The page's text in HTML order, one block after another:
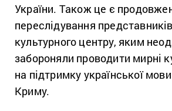
України. Також це є
переслідування
культурного центру, яким
забороняли проводити мирні
на підтримку української
Криму.